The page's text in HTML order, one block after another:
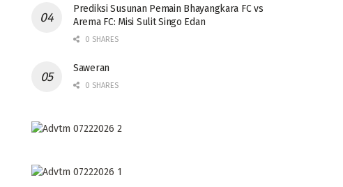
Prediksi Susunan Pemain Bhayangkara FC vs
Arema FC: Misi Sulit Singo Edan
0 SHARES
Saweran
0 SHARES